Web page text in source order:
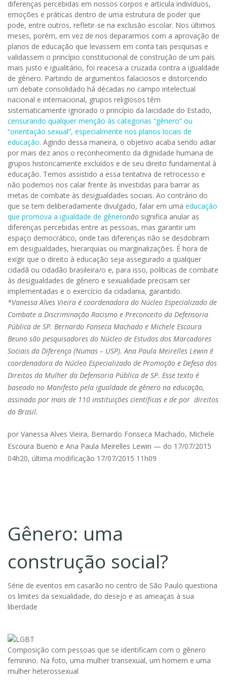
diferenças percebidas em nossos corpos e articula indivíduos,
emoções e práticas dentro de uma estrutura de poder que
pode, entre outros, refletir-se na exclusão escolar. Nos últimos
meses, porém, em vez de nos depararmos com a aprovação de
planos de educação que levassem em conta tais pesquisas e
validassem o princípio constitucional de construção de um país
mais justo e igualitário, foi reacesa a cruzada contra a igualdade
de gênero. Partindo de argumentos falaciosos e distorcendo
um debate consolidado há décadas no campo intelectual
nacional e internacional, grupos religiosos têm
sistematicamente ignorado o princípio da laicidade do Estado,
censurando qualquer menção às categorias “gênero” ou
“orientação sexual”, especialmente nos planos locais de
educação. Agindo dessa maneira, o objetivo acaba sendo adiar
por mais dez anos o reconhecimento da dignidade humana de
grupos historicamente excluídos e de seu direito fundamental à
educação. Temos assistido a essa tentativa de retrocesso e
não podemos nos calar frente às investidas para barrar as
metas de combate às desigualdades sociais. Ao contrário do
que se tem deliberadamente divulgado, falar em uma educação
que promova a igualdade de gêneronão significa anular as
diferenças percebidas entre as pessoas, mas garantir um
espaço democrático, onde tais diferenças não se desdobram
em desigualdades, hierarquias ou marginalizações. É hora de
exigir que o direito à educação seja assegurado a qualquer
cidadã ou cidadão brasileira/o e, para isso, políticas de combate
às desigualdades de gênero e sexualidade precisam ser
implementadas e o exercício da cidadania, garantido.
*Vanessa Alves Vieira é coordenadora do Núcleo Especializado de
Combate a Discriminação Racismo e Preconceito da Defensoria
Pública de SP. Bernardo Fonseca Machado e Michele Escoura
Beuno são pesquisadores do Núcleo de Estudos dos Marcadores
Sociais da Diferença (Numas – USP). Ana Paula Meirelles Lewin é
coordenadora do Núcleo Especializado de Promoção e Defesa dos
Direitos da Mulher da Defensoria Pública de SP. Esse texto é
baseado no Manifesto pela igualdade de gênero na educação,
assinado por mais de 110 instituições científicas e de por direitos
do Brasil.
por Vanessa Alves Vieira, Bernardo Fonseca Machado, Michele
Escoura Bueno e Ana Paula Meirelles Lewin — do 17/07/2015
04h20, última modificação 17/07/2015 11h09
Gênero: uma
construção social?
Série de eventos em casarão no centro de São Paulo questiona
os limites da sexualidade, do desejo e as ameaças à sua
liberdade
Composição com pessoas que se identificam com o gênero
feminino. Na foto, uma mulher transexual, um homem e uma
mulher heterossexual